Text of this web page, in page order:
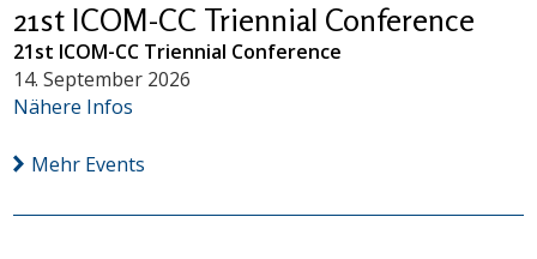
21st ICOM-CC Triennial Conference
21st ICOM-CC Triennial Conference
14. September 2026
Nähere Infos
Mehr Events